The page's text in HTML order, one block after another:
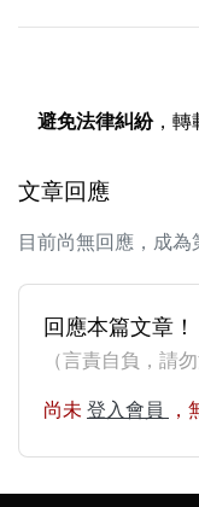
避免法律糾紛，轉
文章回應
目前尚無回應，成為
回應本篇文章！
（言責自負，請
尚未 登入會員 ，